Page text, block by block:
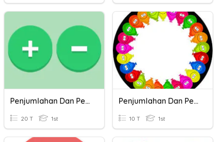
Penjumlahan Dan Pengurangan
20 T 1st
Penjumlahan Dan Pengurangan
10 T 1st